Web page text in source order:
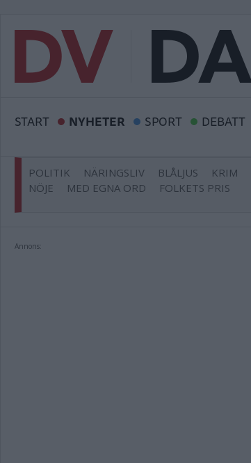
START NYHETER SPORT DEBATT
POLITIK NÄRINGSLIV BLÅLJUS KRIM
NÖJE
MED EGNA ORD FOLKETS PRIS
Annons: